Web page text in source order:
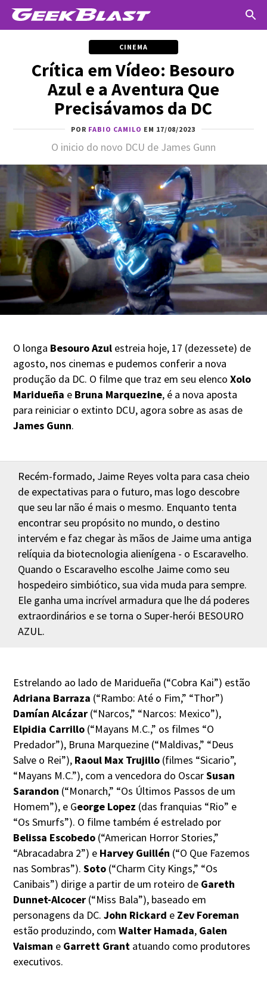
CINEMA
Crítica em Vídeo: Besouro
Azul e a Aventura Que
Precisávamos da DC
POR FABIO CAMILO EM 17/08/2023
O inicio do novo DCU de James Gunn
O longa Besouro Azul estreia hoje, 17 (dezessete) de
agosto, nos cinemas e pudemos conferir a nova
produção da DC. O filme que traz em seu elencoXolo
Maridueña e Bruna Marquezine, é a nova aposta
para reiniciar o extinto DCU, agora sobre as asas de
James Gunn.
Recém-formado, Jaime Reyes volta para casa cheio
de expectativas para o futuro, mas logo descobre
que seu lar não é mais o mesmo. Enquanto tenta
encontrar seu propósito no mundo, o destino
intervém e faz chegar às mãos de Jaime uma antiga
relíquia da biotecnologia alienígena - o Escaravelho.
Quando o Escaravelho escolhe Jaime como seu
hospedeiro simbiótico, sua vida muda para sempre.
Ele ganha uma incrível armadura que lhe dá poderes
extraordinários e se torna o Super-herói BESOURO
AZUL.
Estrelando ao lado de Maridueña (“Cobra Kai”) estão
Adriana Barraza (“Rambo: Até o Fim,” “Thor”)
Damían Alcázar (“Narcos,” “Narcos: Mexico”),
Elpidia Carrillo (“Mayans M.C.,” os filmes “O
Predador”), Bruna Marquezine (“Maldivas,” “Deus
Salve o Rei”), Raoul Max Trujillo (filmes “Sicario”,
“Mayans M.C.”), com a vencedora do OscarSusan
Sarandon (“Monarch,” “Os Últimos Passos de um
Homem”), e George Lopez (das franquias “Rio” e
“Os Smurfs”). O filme também é estrelado por
Belissa Escobedo (“American Horror Stories,”
“Abracadabra 2”) e Harvey Guillén (“O Que Fazemos
nas Sombras”).Soto (“Charm City Kings,” “Os
Canibais”) dirige a partir de um roteiro de Gareth
Dunnet-Alcocer (“Miss Bala”), baseado em
personagens da DC.John Rickard e Zev Foreman
estão produzindo, comWalter Hamada, Galen
Vaisman e Garrett Grant atuando como produtores
executivos.